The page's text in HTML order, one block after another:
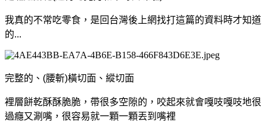
我真的不常吃零食，是回台灣後上網找打這篇的資料時才知道
的...
完整的、(腰斬)橫切面、縱切面
裡層餅乾酥酥脆脆，帶很多空隙的，咬起來就會嘎吱嘎吱地很
過癮又涮嘴，很容易就一顆一顆丟到嘴裡